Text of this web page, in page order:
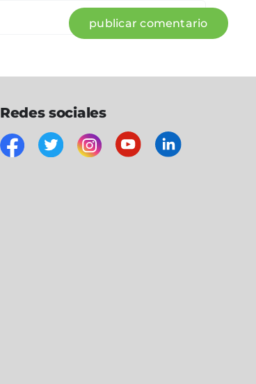
Redes sociales